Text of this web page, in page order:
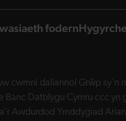
fodern
cwmni daliannol Grŵp
Banc Datblygu Cymru ccc
Awdurdod Ymddygiad